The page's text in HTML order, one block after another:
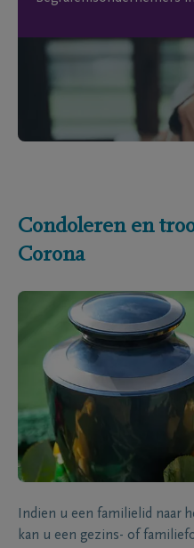
Condoleren en
Corona
Indien u een familielid naar
kan u een gezins- of